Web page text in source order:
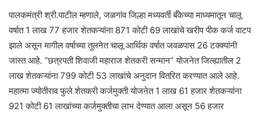
पालकमंत्री श्री.पाटील म्हणाले, जळगांव जिल्हा मध्यवर्ती बँकेच्या माध्यमातून चालू
वर्षात 1 लाख 77 हजार शेतकऱ्यांना 871 कोटी 69 लाखांचे खरीप पीक कर्ज वाटप
झाले असून मागील वर्षाच्या तुलनेत चालू आर्थ‍िक वर्षात जवळपास 26 टक्क्यांनी
जास्त आहे. “छत्रपती शिवाजी महाराज शेतकरी सन्मान” योजनेत जिल्ह्यातील 2
लाख शेतकऱ्यांना 799 कोटी 53 लाखांचे अनुदान वितरित करण्यात आले आहे.
महात्मा ज्योतीराव फुले शेतकरी कर्जमुक्ती योजनेत 1 लाख 61 हजार शेतकऱ्यांना
921 कोटी 61 लाखांच्या कर्जमुक्तीचा लाभ देण्यात आला असून 56 हजार